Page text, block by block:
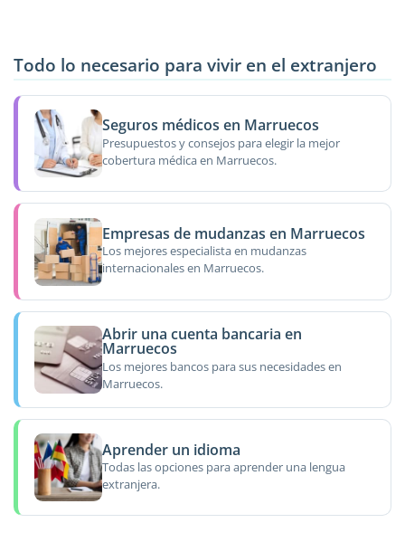
Todo lo necesario para vivir en el extranjero
Seguros médicos en Marruecos
Presupuestos y consejos para elegir la mejor
cobertura médica en Marruecos.
Empresas de mudanzas en Marruecos
Los mejores especialista en mudanzas
internacionales en Marruecos.
Abrir una cuenta bancaria en
Marruecos
Los mejores bancos para sus necesidades en
Marruecos.
Aprender un idioma
Todas las opciones para aprender una lengua
extranjera.